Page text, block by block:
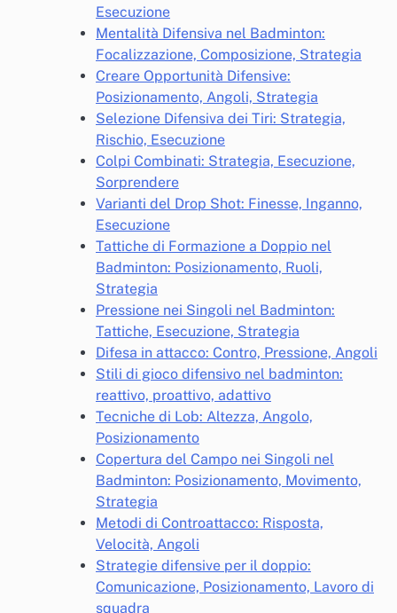
Esecuzione
Mentalità Difensiva nel Badminton:
Focalizzazione, Composizione, Strategia
Creare Opportunità Difensive:
Posizionamento, Angoli, Strategia
Selezione Difensiva dei Tiri: Strategia,
Rischio, Esecuzione
Colpi Combinati: Strategia, Esecuzione,
Sorprendere
Varianti del Drop Shot: Finesse, Inganno,
Esecuzione
Tattiche di Formazione a Doppio nel
Badminton: Posizionamento, Ruoli,
Strategia
Pressione nei Singoli nel Badminton:
Tattiche, Esecuzione, Strategia
Difesa in attacco: Contro, Pressione, Angoli
Stili di gioco difensivo nel badminton:
reattivo, proattivo, adattivo
Tecniche di Lob: Altezza, Angolo,
Posizionamento
Copertura del Campo nei Singoli nel
Badminton: Posizionamento, Movimento,
Strategia
Metodi di Controattacco: Risposta,
Velocità, Angoli
Strategie difensive per il doppio:
Comunicazione, Posizionamento, Lavoro di
squadra